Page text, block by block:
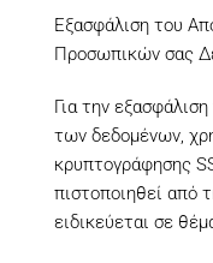
Εξασφάλιση του
Προσωπικών σας
Για την
των δεδομένων,
κρυπτογράφησης
πιστοποιηθεί από
ειδικεύεται σε